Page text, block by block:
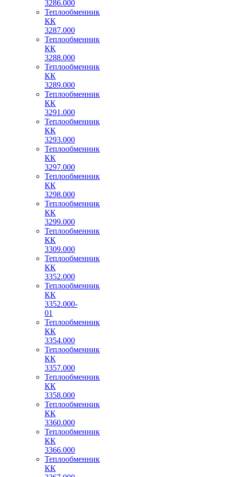
3286.000
Теплообменник
КК
3287.000
Теплообменник
КК
3288.000
Теплообменник
КК
3289.000
Теплообменник
КК
3291.000
Теплообменник
КК
3293.000
Теплообменник
КК
3297.000
Теплообменник
КК
3298.000
Теплообменник
КК
3299.000
Теплообменник
КК
3309.000
Теплообменник
КК
3352.000
Теплообменник
КК
3352.000-
01
Теплообменник
КК
3354.000
Теплообменник
КК
3357.000
Теплообменник
КК
3358.000
Теплообменник
КК
3360.000
Теплообменник
КК
3366.000
Теплообменник
КК